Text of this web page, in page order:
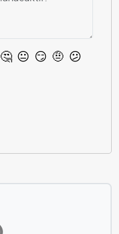
🤔 😐 😏 🤨 😕